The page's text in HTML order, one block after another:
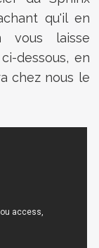
qu'il en
vous laisse
dessous, en
chez nous le